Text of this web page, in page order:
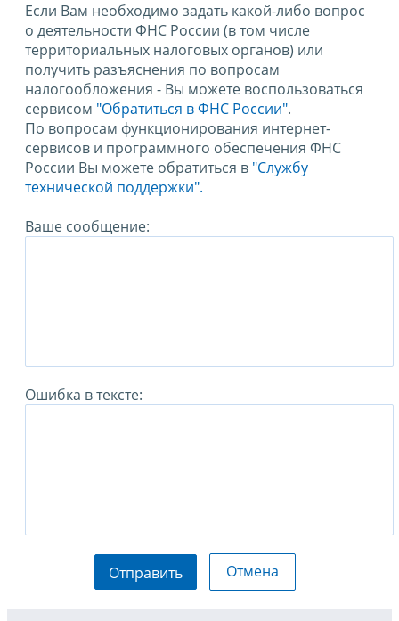
Если Вам необходимо задать какой-либо вопрос
о деятельности ФНС России (в том числе
территориальных налоговых органов) или
получить разъяснения по вопросам
налогообложения - Вы можете воспользоваться
сервисом "Обратиться в ФНС России".
По вопросам функционирования интернет-
сервисов и программного обеспечения ФНС
России Вы можете обратиться в "Службу
технической поддержки".
Ваше сообщение:
Ошибка в тексте:
Отправить Отмена